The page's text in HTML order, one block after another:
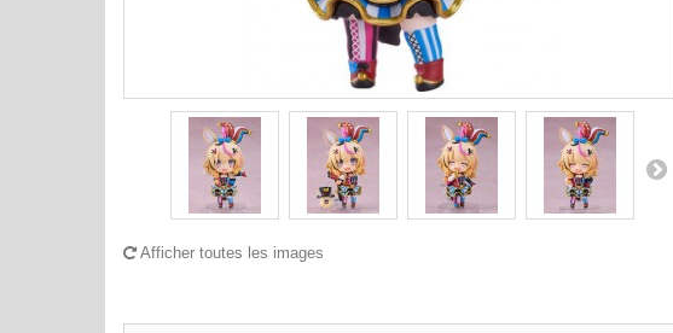
Afficher toutes les images